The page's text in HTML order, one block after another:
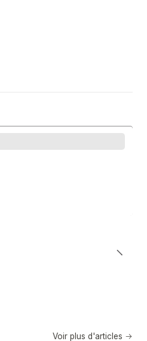
Voir plus d'articles